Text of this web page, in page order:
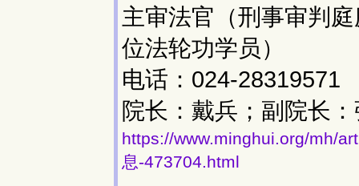
主审法官（刑事审判
位法轮功学员）
电话：024-28319571
院长：戴兵；副院长
https://www.minghui.org/mh/
息-473704.html